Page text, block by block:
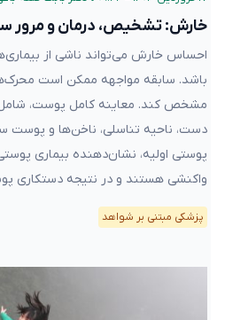
خارش: تشخیص، درمان و مرور
احساس خارش می‌تواند ناشی از
باشد. سابقه مواجهه ممکن است
مشخص کند. معاینه کامل پوست،
دست، ناحیه تناسلی، ناخن‌ها و
پوستی اولیه، نشان‌دهنده بیماری
واکنشی هستند و در نتیجه دستکاری
پزشکی مبتنی بر شواهد